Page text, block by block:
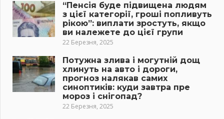
“Пенсія буде підвищена людям
з цієї категорії, гроші попливуть
рікою”: виплати зростуть, якщо
ви належете до цієї групи
22 Березня, 2025
Потужна злива і могутній дощ
хлинуть на авто і дороги,
прогноз налякав самих
синоптиків: куди завтра пре
мороз і снігопад?
22 Березня, 2025